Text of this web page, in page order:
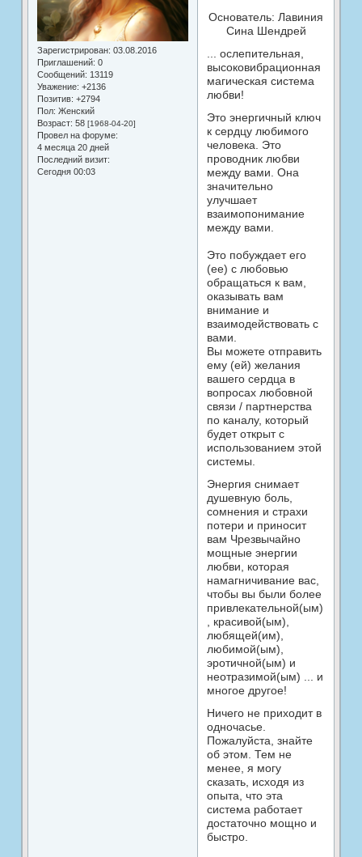
Зарегистрирован: 03.08.2016
Приглашений: 0
Сообщений: 13119
Уважение: +2136
Позитив: +2794
Пол: Женский
Возраст: 58 [1968-04-20]
Провел на форуме:
4 месяца 20 дней
Последний визит:
Сегодня 00:03
Основатель: Лавиния
Сина Шендрей
... ослепительная,
высоковибрационная
магическая система
любви!
Это энергичный ключ
к сердцу любимого
человека. Это
проводник любви
между вами. Она
значительно
улучшает
взаимопонимание
между вами.
Это побуждает его
(ее) с любовью
обращаться к вам,
оказывать вам
внимание и
взаимодействовать с
вами.
Вы можете отправить
ему (ей) желания
вашего сердца в
вопросах любовной
связи / партнерства
по каналу, который
будет открыт с
использованием этой
системы.
Энергия снимает
душевную боль,
сомнения и страхи
потери и приносит
вам Чрезвычайно
мощные энергии
любви, которая
намагничивание вас,
чтобы вы были более
привлекательной(ым)
, красивой(ым),
любящей(им),
любимой(ым),
эротичной(ым) и
неотразимой(ым) ... и
многое другое!
Ничего не приходит в
одночасье.
Пожалуйста, знайте
об этом. Тем не
менее, я могу
сказать, исходя из
опыта, что эта
система работает
достаточно мощно и
быстро.